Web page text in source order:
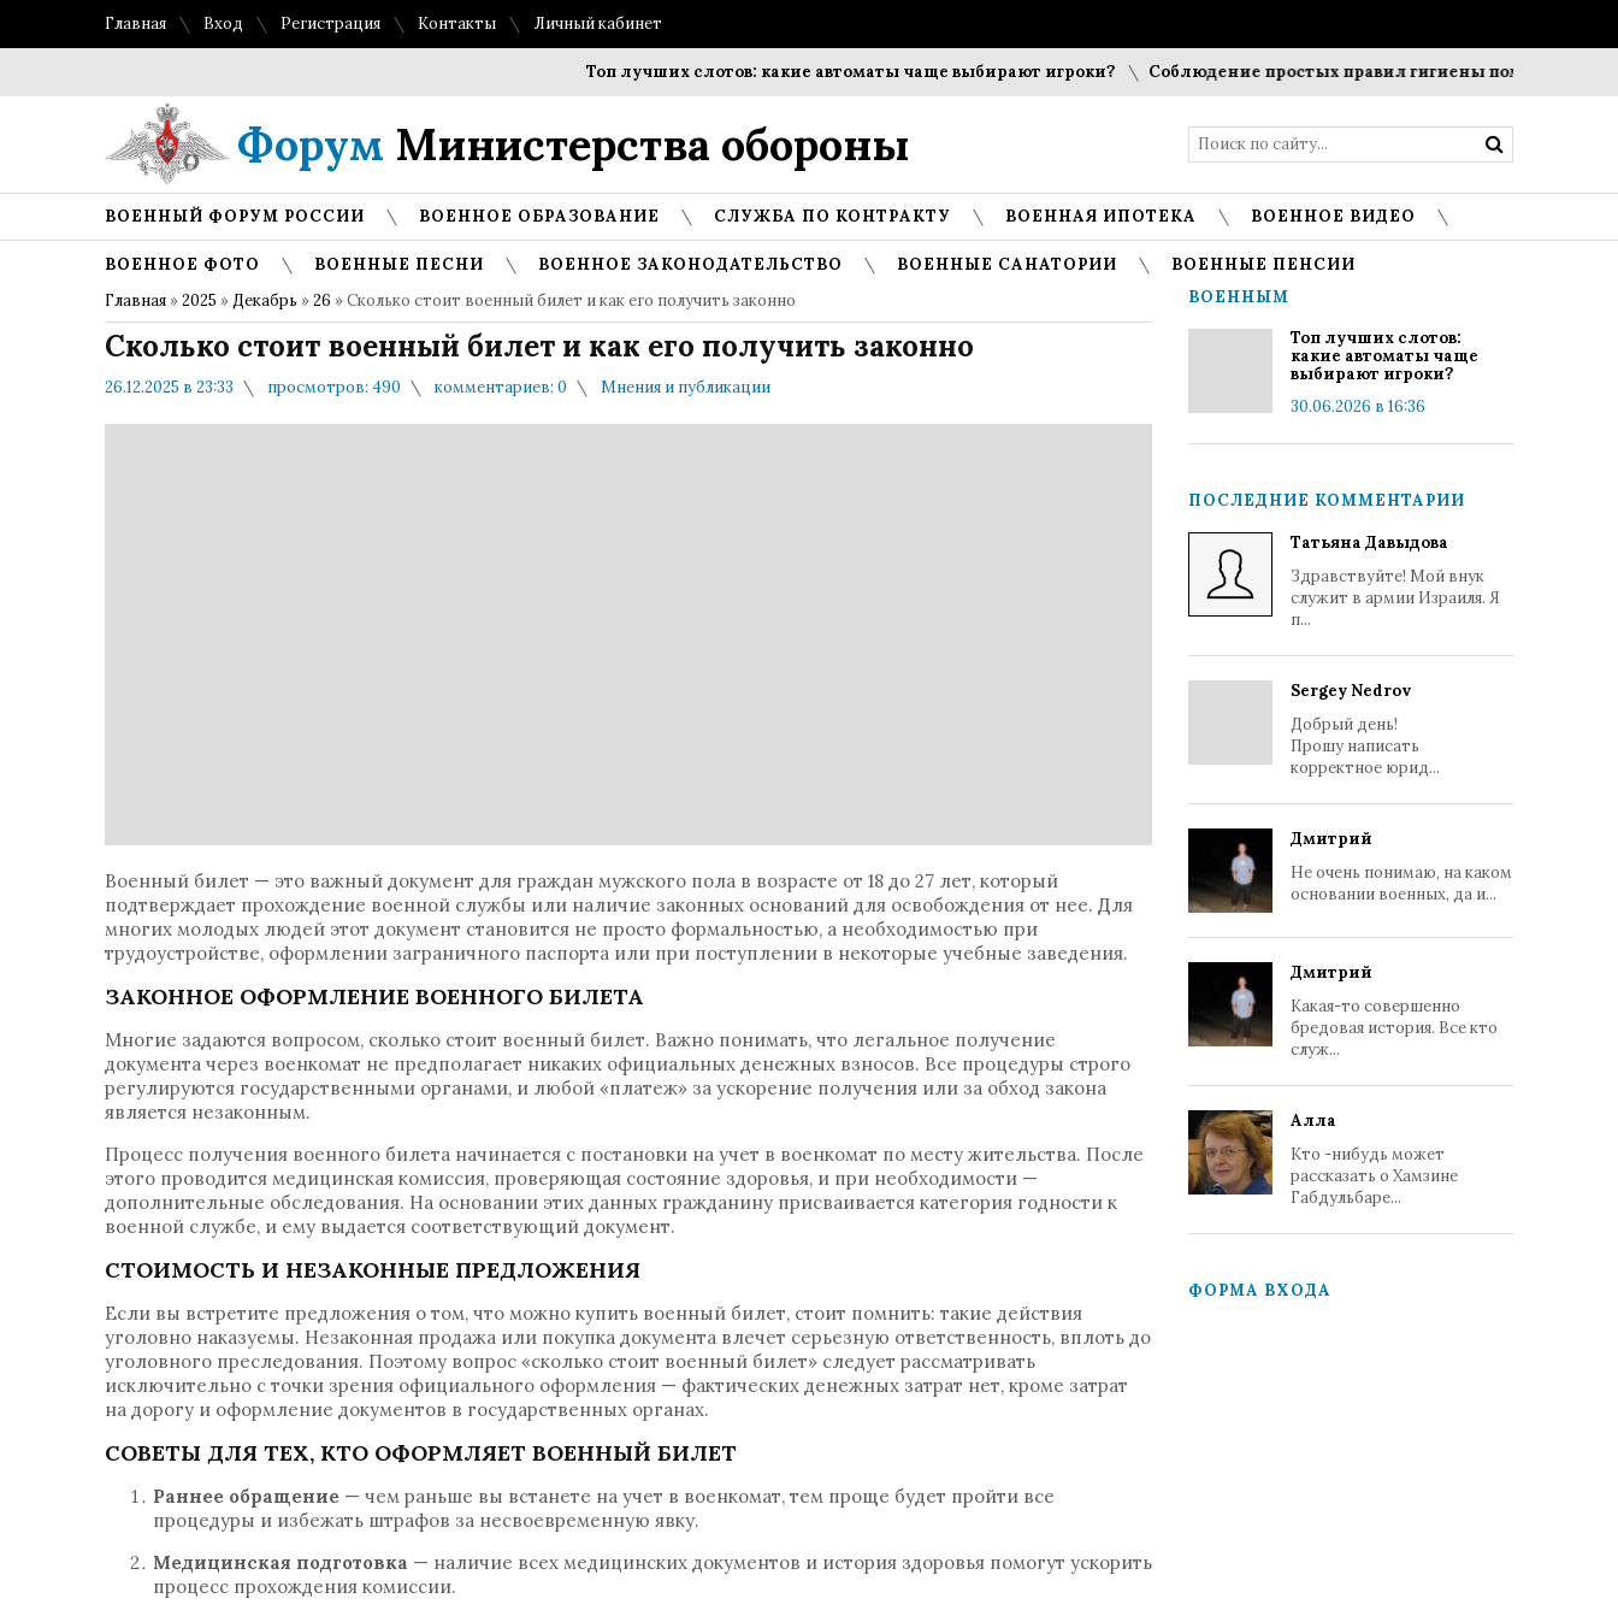
Главная Вход Регистрация Контакты Личный кабинет
Топ лучших слотов: какие автоматы чаще выбирают игроки? Соблюдение простых правил гигиены помогает
Форум Министерства обороны
ВОЕННЫЙ ФОРУМ РОССИИ ВОЕННОЕ ОБРАЗОВАНИЕ СЛУЖБА ПО КОНТРАКТУ ВОЕННАЯ ИПОТЕКА ВОЕННОЕ ВИДЕО
ВОЕННОЕ ФОТО ВОЕННЫЕ ПЕСНИ ВОЕННОЕ ЗАКОНОДАТЕЛЬСТВО ВОЕННЫЕ САНАТОРИИ
ВОЕННЫЕ ПЕНСИИ
Главная »2025 »Декабрь »26 » Сколько стоит военный билет и как его получить законно
Сколько стоит военный билет и как его получить законно
26.12.2025 в 23:33 просмотров: 490 комментариев: 0 Мнения и публикации
Военный билет — это важный документ для граждан мужского пола в возрасте от 18 до 27 лет, который
подтверждает прохождение военной службы или наличие законных оснований для освобождения от нее. Для
многих молодых людей этот документ становится не просто формальностью, а необходимостью при
трудоустройстве, оформлении заграничного паспорта или при поступлении в некоторые учебные заведения.
ЗАКОННОЕ ОФОРМЛЕНИЕ ВОЕННОГО БИЛЕТА
Многие задаются вопросом, сколько стоит военный билет. Важно понимать, что легальное получение
документа через военкомат не предполагает никаких официальных денежных взносов. Все процедуры строго
регулируются государственными органами, и любой «платеж» за ускорение получения или за обход закона
является незаконным.
Процесс получения военного билета начинается с постановки на учет в военкомат по месту жительства. После
этого проводится медицинская комиссия, проверяющая состояние здоровья, и при необходимости —
дополнительные обследования. На основании этих данных гражданину присваивается категория годности к
военной службе, и ему выдается соответствующий документ.
СТОИМОСТЬ И НЕЗАКОННЫЕ ПРЕДЛОЖЕНИЯ
Если вы встретите предложения о том, что можно купить военный билет, стоит помнить: такие действия
уголовно наказуемы. Незаконная продажа или покупка документа влечет серьезную ответственность, вплоть до
уголовного преследования. Поэтому вопрос «сколько стоит военный билет» следует рассматривать
исключительно с точки зрения официального оформления — фактических денежных затрат нет, кроме затрат
на дорогу и оформление документов в государственных органах.
СОВЕТЫ ДЛЯ ТЕХ, КТО ОФОРМЛЯЕТ ВОЕННЫЙ БИЛЕТ
Раннее обращение — чем раньше вы встанете на учет в военкомат, тем проще будет пройти все
процедуры и избежать штрафов за несвоевременную явку.
Медицинская подготовка — наличие всех медицинских документов и история здоровья помогут ускорить
процесс прохождения комиссии.
ВОЕННЫМ
Топ лучших слотов:
какие автоматы чаще
выбирают игроки?
30.06.2026 в 16:36
ПОСЛЕДНИЕ КОММЕНТАРИИ
Татьяна Давыдова
Здравствуйте! Мой внук
служит в армии Израиля. Я
п...
Sergey Nedrov
Добрый день!
Прошу написать
корректное юрид...
Дмитрий
Не очень понимаю, на каком
основании военных, да и...
Дмитрий
Какая-то совершенно
бредовая история. Все кто
служ...
Алла
Кто -нибудь может
рассказать о Хамзине
Габдульбаре...
ФОРМА ВХОДА